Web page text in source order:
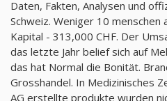
Daten, Fakten, Analysen und
Schweiz. Weniger 10 menschen
Kapital - 313,000 CHF. Der
das letzte Jahr belief sich auf
das hat Normal die Bonität.
Grosshandel. In Medizinisches
AG erstellte produkte wurden